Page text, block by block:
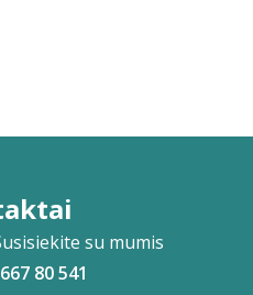
su mumis
80 541